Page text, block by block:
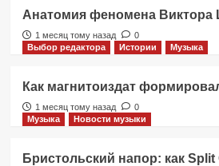
Анатомия феномена Виктора
1 месяц тому назад
0
Выбор редактора
Истории Музыка
Как магнитоиздат
1 месяц тому назад
0
Музыка
Новости музыки
Бристольский напор: как